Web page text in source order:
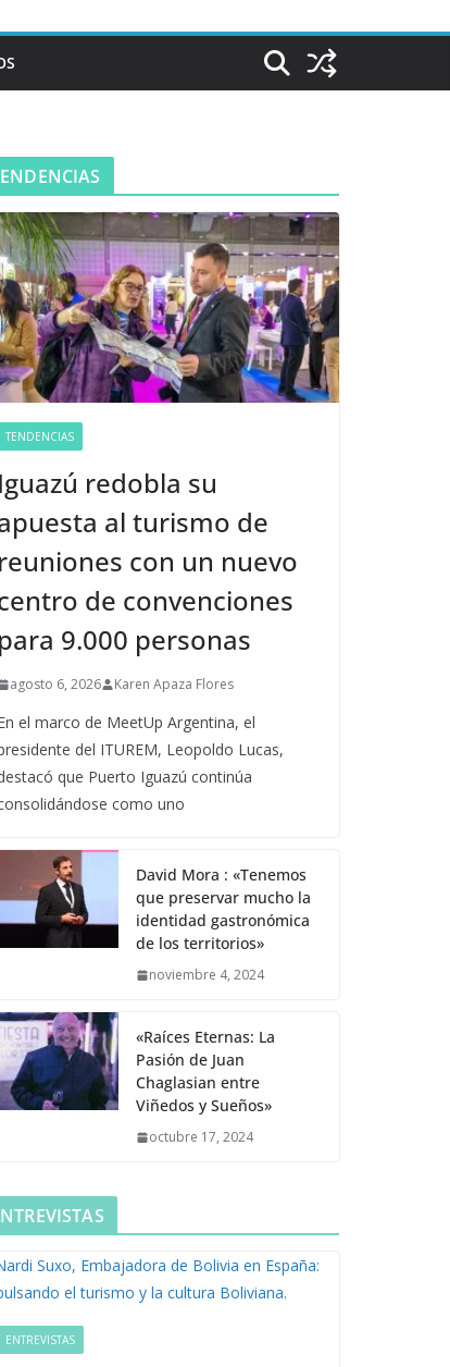
TENDENCIAS
Iguazú redobla su
al turismo de
reuniones con un nuevo
de convenciones
para 9.000 personas
agosto 6, 2026 Karen Apaza Flores
el marco de MeetUp Argentina, el
del ITUREM, Leopoldo Lucas,
que Puerto Iguazú continúa
como uno
David Mora : «Tenemos
que preservar mucho la
identidad gastronómica
de los territorios»
noviembre 4, 2024
«Raíces Eternas: La
Pasión de Juan
Chaglasian entre
Viñedos y Sueños»
octubre 17, 2024
ENTREVISTAS